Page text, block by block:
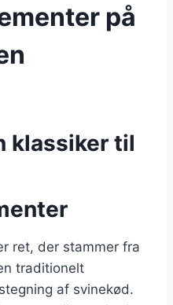
på
klassiker til
ret, der stammer fra
traditionelt
af svinekød.